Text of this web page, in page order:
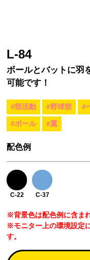
L-84
ボールとバットに羽
可能です！
#部活動 #野球部 #
#ボール #翼
配色例
C-22 C-37
※背景色は配色例に含ま
※モニター上の環境設定
す。